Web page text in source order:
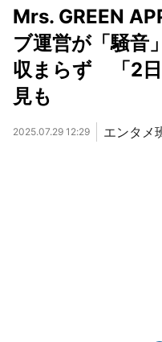
Mrs. GREEN
ブ運営が「騒音
収まらず 「2日
見も
2025.07.29 12:29 エンタメ